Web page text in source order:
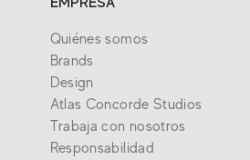
Quiénes somos
Brands
Design
Atlas Concorde Studios
Trabaja con nosotros
Responsabilidad